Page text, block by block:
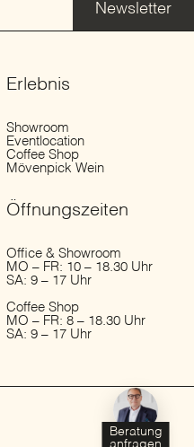
Newsletter
Erlebnis
Showroom
Eventlocation
Coffee Shop
Mövenpick Wein
Öffnungs­zeiten
Office & Showroom
MO – FR: 10 – 18.30 Uhr
SA: 9 – 17 Uhr
Coffee Shop
MO – FR: 8 – 18.30 Uhr
SA: 9 – 17 Uhr
Beratung
anfragen